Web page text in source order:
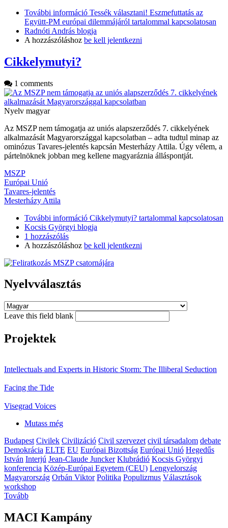
További információ Tessék választani! Eszmefuttatás az
Együtt-PM európai dilemmájáról tartalommal kapcsolatosan
Radnóti András blogja
A hozzászóláshoz be kell jelentkezni
Cikkelymutyi?
1 comments
Nyelv magyar
Az MSZP nem támogatja az uniós alapszerződés 7. cikkelyének
alkalmazását Magyarországgal kapcsolatban – adta tudtul minap az
ominózus Tavares-jelentés kapcsán Mesterházy Attila. Úgy vélem, a
pártelnöknek jobban meg kellene magyaráznia álláspontját.
MSZP
Európai Unió
Tavares-jelentés
Mesterházy Attila
További információ Cikkelymutyi? tartalommal kapcsolatosan
Kocsis Györgyi blogja
1 hozzászólás
A hozzászóláshoz be kell jelentkezni
Nyelvválasztás
Leave this field blank
Projektek
Intellectuals and Experts in Historic Storm: The Illiberal Seduction
Facing the Tide
Visegrad Voices
Mutass még
Budapest Civilek Civilizáció Civil szervezet civil társadalom debate
Demokrácia ELTE EU Európai Bizottság Európai Unió Hegedűs
István Interjú Jean-Claude Juncker Klubrádió Kocsis Györgyi
konferencia Közép-Európai Egyetem (CEU) Lengyelország
Magyarország Orbán Viktor Politika Populizmus Választások
workshop
Tovább
MACI Kampány